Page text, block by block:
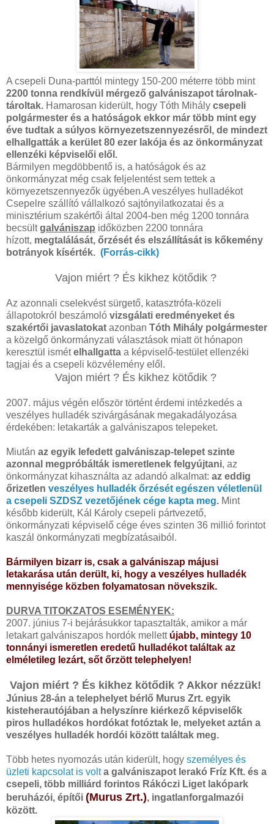
A csepeli Duna-parttól mintegy 150-200 méterre több mint
2200 tonna rendkívül mérgező galvániszapot tárolnak-
tároltak. Hamarosan kiderült, hogy Tóth Mihály csepeli
polgármester és a hatóságok ekkor már több mint egy
éve tudtak a súlyos környezetszennyezésről, de mindezt
elhallgatták a kerület 80 ezer lakója és az önkormányzat
ellenzéki képviselői elől.
Bármilyen megdöbbentő is, a hatóságok és az
önkormányzat még csak feljelentést sem tettek a
környezetszennyezők ügyében.A veszélyes hulladékot
Csepelre szállító vállalkozó sajtónyilatkozatai és a
minisztérium szakértői által 2004-ben még 1200 tonnára
becsültgalvániszap időközben 2200 tonnára
hízott, megtalálását, őrzését és elszállítását is kőkemény
botrányok kísérték. (Forrás-cikk)
Vajon miért ? És kikhez kötődik ?
Az azonnali cselekvést sürgető, katasztrófa-közeli
állapotokról beszámoló vizsgálati eredményeket és
szakértői javaslatokat azonban Tóth Mihály polgármester
a közelgő önkormányzati választások miatt öt hónapon
keresztül ismételhallgatta a képviselő-testület ellenzéki
tagjai és a csepeli közvélemény elől.
Vajon miért ? És kikhez kötődik ?
2007. május végén először történt érdemi intézkedés a
veszélyes hulladék szivárgásának megakadályozása
érdekében: letakarták a galvániszapos telepeket.
Miután az egyik lefedett galvániszap-telepet szinte
azonnal megpróbálták ismeretlenek felgyújtani, az
önkormányzat kihasználta az adandó alkalmat: az eddig
őrizetlen veszélyes hulladék őrzését egészen véletlenül
a csepeli SZDSZ vezetőjének cége kapta meg. Mint
később kiderült, Kál Károly csepeli pártvezető,
önkormányzati képviselő cége éves szinten 36 millió forintot
kaszál önkormányzati megbízatásaiból.
Bármilyen bizarr is, csak a galvániszap májusi
letakarása után derült, ki, hogy a veszélyes hulladék
mennyisége közben folyamatosan növekszik.
DURVA TITOKZATOS ESEMÉNYEK:
2007. június 7-i bejárásukkor tapasztalták, amikor a már
letakart galvániszapos hordók mellett újabb, mintegy 10
tonnányi ismeretlen eredetű hulladékot találtak az
elméletileg lezárt, sőt őrzött telephelyen!
Vajon miért ? És kikhez kötődik ? Akkor nézzük!
Június 28-án a telephelyet bérlő Murus Zrt. egyik
kisteherautójában a helyszínre kiérkező képviselők
piros hulladékos hordókat fotóztak le, melyeket aztán a
veszélyes hulladék hordói között találtak meg.
Több hetes nyomozás után kiderült, hogy személyes és
üzleti kapcsolat is volta galvániszapot lerakó Fríz Kft. és a
csepeli, több milliárd forintos Rákóczi Liget lakópark
beruházói, építői (Murus Zrt.), ingatlanforgalmazói
között.